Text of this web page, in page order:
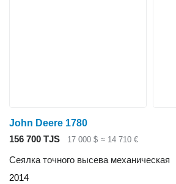
John Deere 1780
156 700 TJS
17 000 $ ≈ 14 710 €
Сеялка точного высева механическая
2014